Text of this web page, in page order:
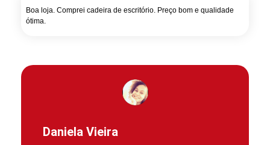
Boa loja. Comprei cadeira de escritório. Preço bom e qualidade
ótima.
Daniela Vieira